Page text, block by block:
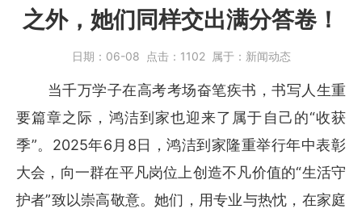
之外，她们同样交出满分答卷！
日期： 06-08 点击： 1102 属于： 新闻动态
当千万学子在高考考场奋笔疾书，书写人生重
要篇章之际，鸿洁到家也迎来了属于自己的“收获
季”。2025年6月8日，鸿洁到家隆重举行年中表彰
大会，向一群在平凡岗位上创造不凡价值的“生活守
护者”致以崇高敬意。她们，用专业与热忱，在家庭